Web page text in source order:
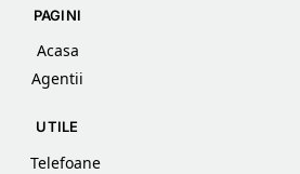
PAGINI
Acasa
Agentii
UTILE
Telefoane